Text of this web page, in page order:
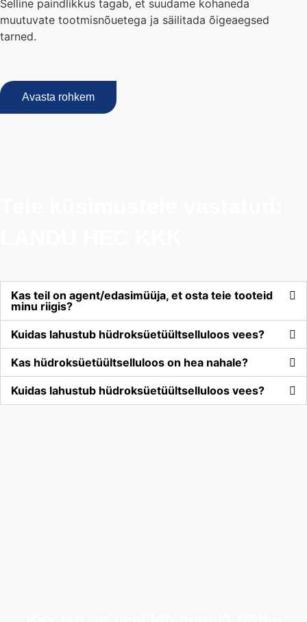
Selline paindlikkus tagab, et suudame kohaneda
muutuvate tootmisnõuetega ja säilitada õigeaegsed
tarned.
Avasta rohkem
Kas teil on agent/edasimüüja, et osta teie tooteid
minu riigis?
Kuidas lahustub hüdroksüetüültselluloos vees?
Kas hüdroksüetüültselluloos on hea nahale?
Kuidas lahustub hüdroksüetüültselluloos vees?